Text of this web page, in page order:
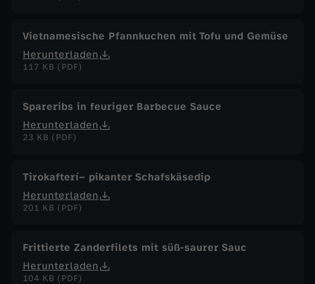
Vietnamesische Pfannkuchen mit Tofu und Gemüse
Herunterladen
117 KB (PDF)
Spareribs in feuriger Barbecue Sauce
Herunterladen
23 KB (PDF)
Tirokafterí– pikanter Schafskäsedip
Herunterladen
201 KB (PDF)
Frittierte Zanderfilets mit süß-saurer Sauc
Herunterladen
104 KB (PDF)